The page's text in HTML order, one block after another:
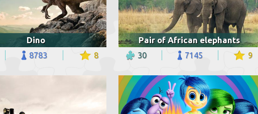
Dino
8783 8
Pair of African elephants
30 7145 9